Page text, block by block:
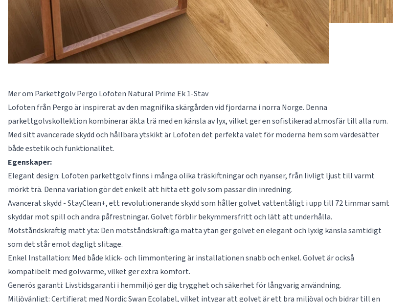
Mer om Parkettgolv Pergo Lofoten Natural Prime Ek 1-Stav
Lofoten från Pergo är inspirerat av den magnifika skärgården vid fjordarna i norra Norge. Denna
parkettgolvskollektion kombinerar äkta trä med en känsla av lyx, vilket ger en sofistikerad atmosfär till alla rum.
Med sitt avancerade skydd och hållbara ytskikt är Lofoten det perfekta valet för moderna hem som värdesätter
både estetik och funktionalitet.
Egenskaper:
Elegant design: Lofoten parkettgolv finns i många olika träskiftningar och nyanser, från livligt ljust till varmt
mörkt trä. Denna variation gör det enkelt att hitta ett golv som passar din inredning.
Avancerat skydd - StayClean+, ett revolutionerande skydd som håller golvet vattentåligt i upp till 72 timmar samt
skyddar mot spill och andra påfrestningar. Golvet förblir bekymmersfritt och lätt att underhålla.
Motståndskraftig matt yta: Den motståndskraftiga matta ytan ger golvet en elegant och lyxig känsla samtidigt
som det står emot dagligt slitage.
Enkel Installation: Med både klick- och limmontering är installationen snabb och enkel. Golvet är också
kompatibelt med golvvärme, vilket ger extra komfort.
Generös garanti: Livstidsgaranti i hemmiljö ger dig trygghet och säkerhet för långvarig användning.
Miljövänligt: Certifierat med Nordic Swan Ecolabel, vilket intygar att golvet är ett bra miljöval och bidrar till en